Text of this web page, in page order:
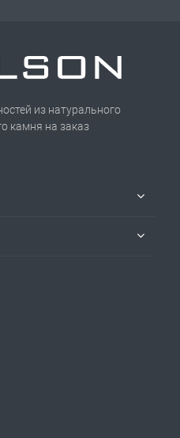
из натурального
камня на заказ